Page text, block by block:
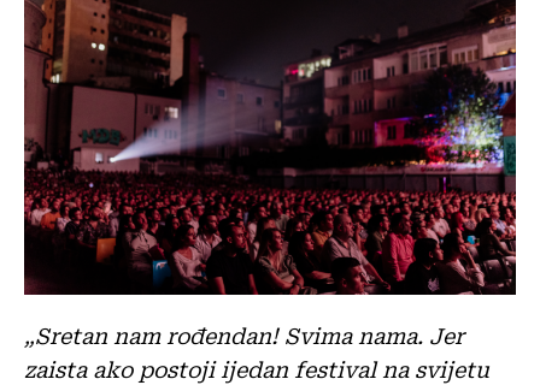
„Sretan nam rođendan! Svima nama. Jer
zaista ako postoji ijedan festival na svijetu